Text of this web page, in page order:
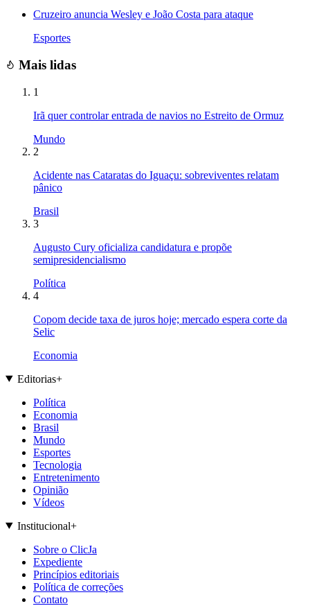
Cruzeiro anuncia Wesley e João Costa para ataque
Esportes
Mais lidas
1
Irã quer controlar entrada de navios no Estreito de Ormuz
Mundo
2
Acidente nas Cataratas do Iguaçu: sobreviventes relatam
pânico
Brasil
3
Augusto Cury oficializa candidatura e propõe
semipresidencialismo
Política
4
Copom decide taxa de juros hoje; mercado espera corte da
Selic
Economia
Editorias+
Política
Economia
Brasil
Mundo
Esportes
Tecnologia
Entretenimento
Opinião
Vídeos
Institucional+
Sobre o ClicJa
Expediente
Princípios editoriais
Política de correções
Contato